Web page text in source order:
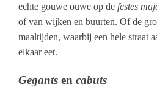
echte gouwe ouwe op de festes
of van wijken en buurten. Of de
maaltijden, waarbij een hele straat
elkaar eet.
Gegants en cabuts